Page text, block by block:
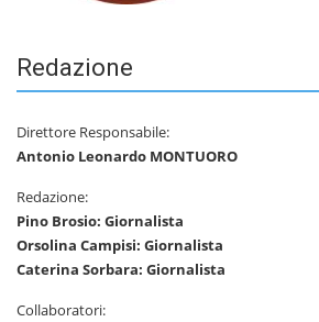
Redazione
Direttore Responsabile:
Antonio Leonardo MONTUORO
Redazione:
Pino Brosio: Giornalista
Orsolina Campisi: Giornalista
Caterina Sorbara: Giornalista
Collaboratori: